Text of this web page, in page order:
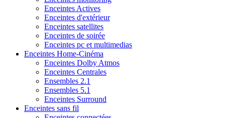
Enceintes Actives
Enceintes d'extérieur
Enceintes satellites
Enceintes de soirée
Enceintes pc et multimedias
Enceintes Home-Cinéma
Enceintes Dolby Atmos
Enceintes Centrales
Ensembles 2.1
Ensembles 5.1
Enceintes Surround
Enceintes sans fil